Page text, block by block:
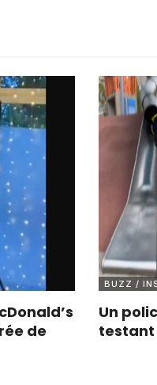
de
BUZZ /
Un
testant